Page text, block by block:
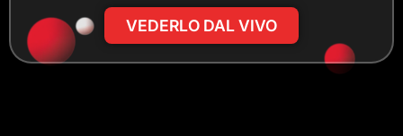
VEDERLO DAL VIVO